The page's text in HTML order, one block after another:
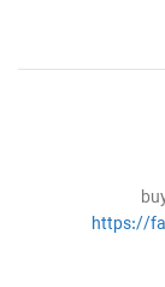
https://